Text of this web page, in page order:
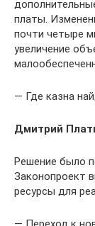
платы.
почти четыре
увеличение
— Где казна
Дмитрий
Решение было
Законопроект
ресурсы для